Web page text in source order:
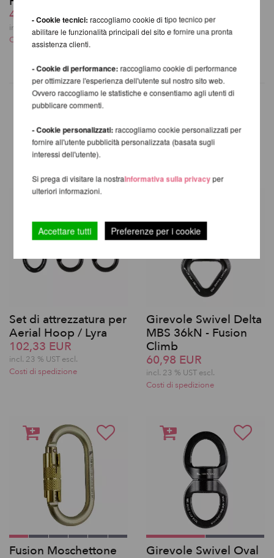
412,41 EUR
incl. 23 % UST escl.
Costi di spedizione
12,40 EUR
incl. 23 % UST escl.
Costi di spedizione
ALTRI PRODOTTI DELLA
STESSA MARCA
Set di attrezzatura per
Aerial Hoop / Lyra
102,33 EUR
incl. 23 % UST escl.
Costi di spedizione
Girevole Swivel Delta
MBS 36kN - Fusion
Climb
60,98 EUR
incl. 23 % UST escl.
Costi di spedizione
Fusion Moschettone
Girevole Swivel Oval
- Cookie tecnici: raccogliamo cookie di tipo tecnico per
abilitare le funzionalità principali del sito e fornire una pronta
assistenza clienti.
- Cookie di performance: raccogliamo cookie di performance
per ottimizzare l'esperienza dell'utente sul nostro sito web.
Ovvero raccogliamo le statistiche e consentiamo agli utenti di
pubblicare commenti.
- Cookie personalizzati: raccogliamo cookie personalizzati per
fornire all'utente pubblicità personalizzata (basata sugli
interessi dell'utente).
Si prega di visitare la nostraInformativa sulla privacyper
ulteriori informazioni.
Accettare tutti Preferenze per i cookie